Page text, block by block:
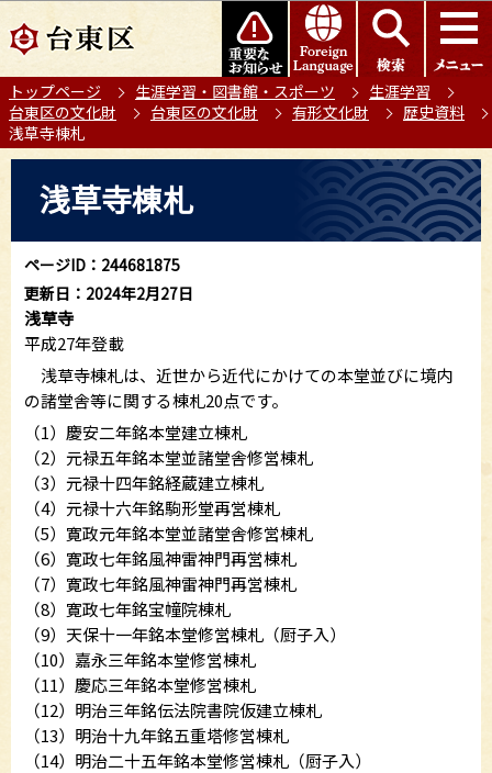
の
ー
ジ
の
このページの本文へ移動
トップページ 生涯学習・図書館・スポーツ
生涯学習
台東区の文化財
台東区の文化財 有形文化財
歴史資料
浅草寺棟札
か
ら
浅草寺棟札
ページID：244681875
更新日：2024年2月27日
浅草寺
平成27年登載
浅草寺棟札は、近世から近代にかけての本堂並びに境内
の諸堂舎等に関する棟札20点です。
（1）慶安二年銘本堂建立棟札
（2）元禄五年銘本堂並諸堂舎修営棟札
（3）元禄十四年銘経蔵建立棟札
（4）元禄十六年銘駒形堂再営棟札
（5）寛政元年銘本堂並諸堂舎修営棟札
（6）寛政七年銘風神雷神門再営棟札
（7）寛政七年銘風神雷神門再営棟札
（8）寛政七年銘宝幢院棟札
（9）天保十一年銘本堂修営棟札（厨子入）
（10）嘉永三年銘本堂修営棟札
（11）慶応三年銘本堂修営棟札
（12）明治三年銘伝法院書院仮建立棟札
（13）明治十九年銘五重塔修営棟札
（14）明治二十五年銘本堂修営棟札（厨子入）